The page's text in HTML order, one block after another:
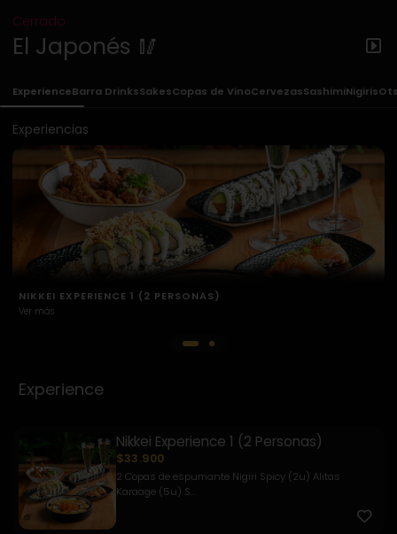
Cerrado
El Japonés 🥢
ExperienceBarra DrinksSakesCopas de VinoCervezasSashimiNigiris
Experiencias
NIKKEI EXPERIENCE 2 (2 PERSONAS)
Ver más
Experience
Nikkei Experience 1 (2 Personas)
$33.900
2 Copas de espumante Nigiri Spicy (2u) Alitas
Karaage (5u) S...